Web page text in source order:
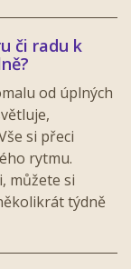
či radu k
od úplných
si přeci
rytmu.
můžete si
týdně